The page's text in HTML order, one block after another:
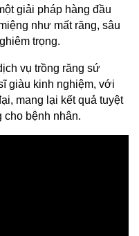
giải pháp hàng đầu
như mất răng, sâu
trọng.
vụ trồng răng sứ
giàu kinh nghiệm, với
mang lại kết quả tuyệt
cho bệnh nhân.